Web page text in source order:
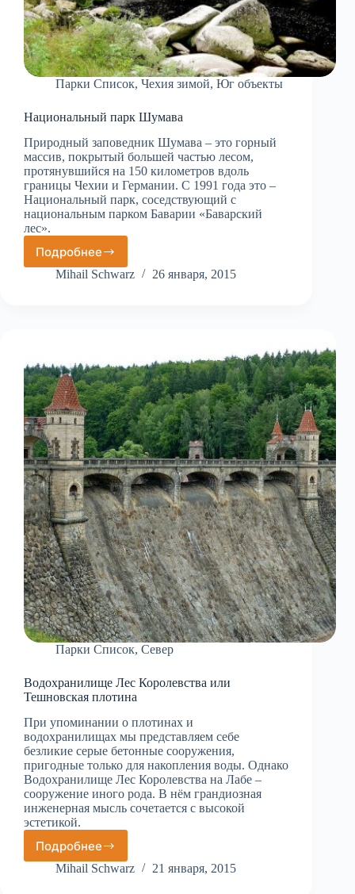
Парки Список, Чехия зимой, Юг объекты
Национальный парк Шумава
Природный заповедник Шумава – это горный
массив, покрытый большей частью лесом,
протянувшийся на 150 километров вдоль
границы Чехии и Германии. С 1991 года это –
Национальный парк, соседствующий с
национальным парком Баварии «Баварский
лес».
ПодробнееНациональный
парк
Mihail Schwarz 26 января, 2015
Парки Список, Север
Водохранилище Лес Королевства или
Тешновская плотина
При упоминании о плотинах и
водохранилищах мы представляем себе
безликие серые бетонные сооружения,
пригодные только для накопления воды. Однако
Водохранилище Лес Королевства на Лабе –
сооружение иного рода. В нём грандиозная
инженерная мысль сочетается с высокой
эстетикой.
ПодробнееВодохранилище
Лес
Mihail Schwarz 21 января, 2015